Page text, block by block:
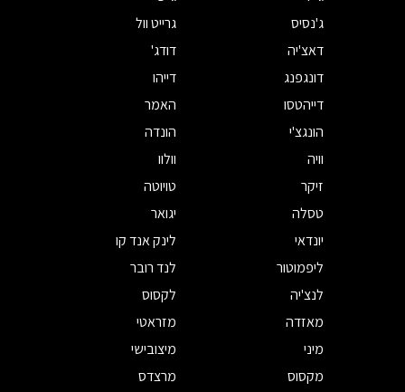
ג'נסיס
גרייט וול
דאצ'יה
דודג'
דונגפנג
דייהו
דייהטסו
האמר
הונגצ'י
הונדה
וויה
וולוו
זיקר
טויוטה
טסלה
יגואר
יונדאי
לינק אנד קו
ליפמוטור
לנד רובר
לנצ'יה
לקסוס
מאזדה
מזראטי
מיני
מיצובישי
מקסוס
מרצדס